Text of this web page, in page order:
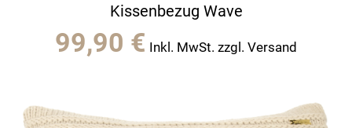
Kissenbezug Wave
99,90 € Inkl. MwSt. zzgl. Versand